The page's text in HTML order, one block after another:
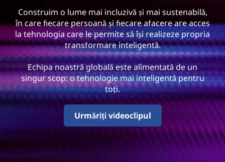
2
0
A
r
Construim o lume mai incluzivă și mai sustenabilă,
în care fiecare persoană și fiecare afacere are acces
la tehnologia care le permite să își realizeze propria
transformare inteligentă.
Echipa noastră globală este alimentată de un
singur scop: o tehnologie mai inteligentă pentru
toți.
Urmăriți videoclipul